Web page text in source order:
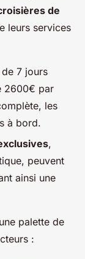
de
leurs services
7 jours
2600€ par
les
à bord.
,
peuvent
ainsi une
palette de
: